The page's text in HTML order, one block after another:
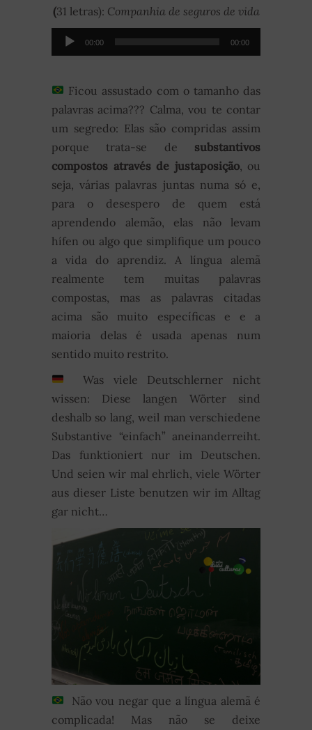
(31 letras): Companhia de seguros de vida
Player
00:00 00:00
Ficou assustado com o tamanho das
palavras acima??? Calma, vou te contar
um segredo: Elas são compridas assim
porque trata-se de substantivos
compostos através de justaposição, ou
seja, várias palavras juntas numa só e,
para o desespero de quem está
aprendendo alemão, elas não levam
hífen ou algo que simplifique um pouco
a vida do aprendiz. A língua alemã
realmente tem muitas palavras
compostas, mas as palavras citadas
acima são muito específicas e e a
maioria delas é usada apenas num
sentido muito restrito.
Was viele Deutschlerner nicht
wissen: Diese langen Wörter sind
deshalb so lang, weil man verschiedene
Substantive “einfach” aneinanderreiht.
Das funktioniert nur im Deutschen.
Und seien wir mal ehrlich, viele Wörter
aus dieser Liste benutzen wir im Alltag
gar nicht…
Não vou negar que a língua alemã é
complicada! Mas não se deixe